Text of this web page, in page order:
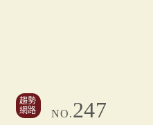
趨勢
網路
NO.247